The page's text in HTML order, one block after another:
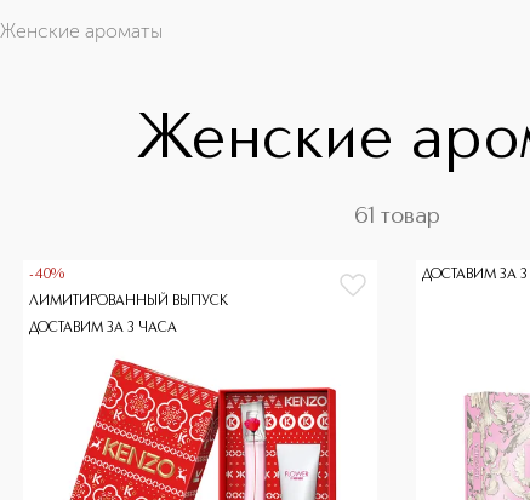
Женские ароматы
Женские
61 товар
-40%
ЛИМИТИРОВАННЫЙ ВЫПУСК
ДОСТАВИМ ЗА 3 ЧАСА
ДОСТАВИМ ЗА